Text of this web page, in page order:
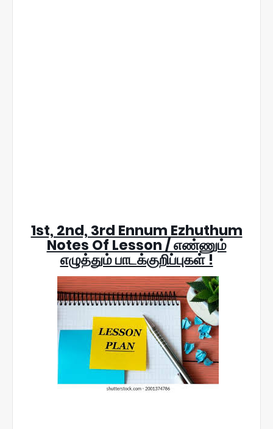
1st, 2nd, 3rd Ennum Ezhuthum
Notes Of Lesson / எண்ணும்
எழுத்தும் பாடக்குறிப்புகள் !